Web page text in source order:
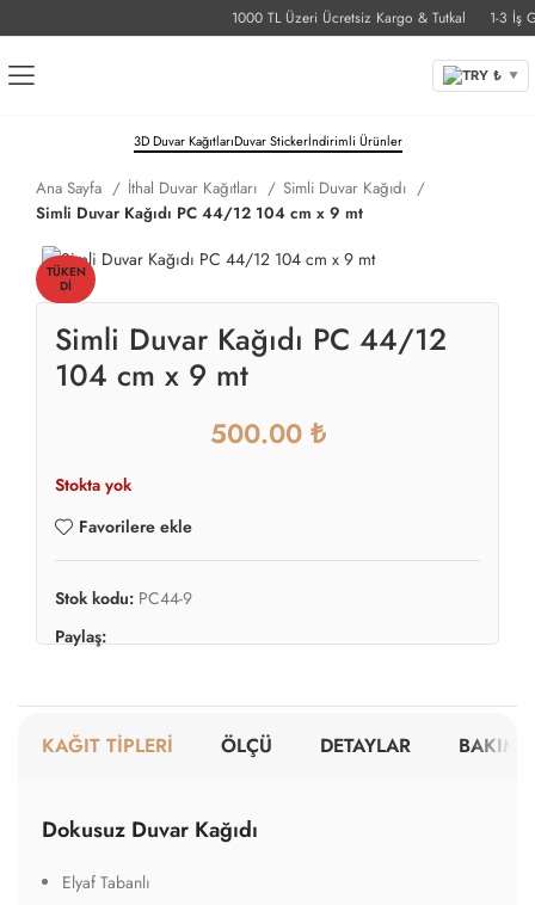
1000 TL Üzeri Ücretsiz Kargo & Tutkal 1-3 İş
TRY ₺ ▼
3D Duvar KağıtlarıDuvar Stickerİndirimli Ürünler
Ana Sayfa İthal Duvar Kağıtları
Simli Duvar Kağıdı
Simli Duvar Kağıdı PC 44/12 104 cm x 9 mt
TÜKEN
DI
Simli Duvar Kağıdı PC 44/12
104 cm x 9 mt
₺
Stokta yok
Favorilere ekle
Stok kodu: PC44-9
Paylaş:
KAĞIT TİPLERİ ÖLÇÜ DETAYLAR BAKIM
Dokusuz Duvar Kağıdı
Elyaf Tabanlı